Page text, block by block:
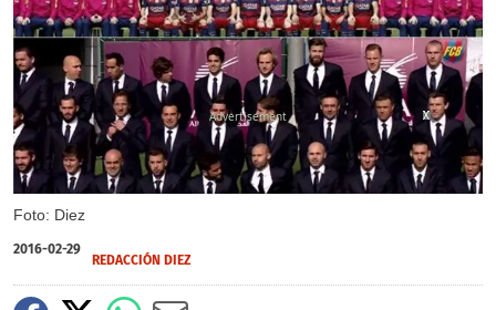
Foto: Diez
X
X
X
2016-02-29
REDACCIÓN DIEZ